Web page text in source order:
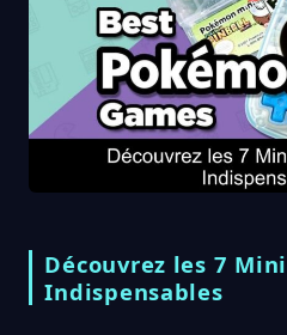
Découvrez les 7
Indispensables